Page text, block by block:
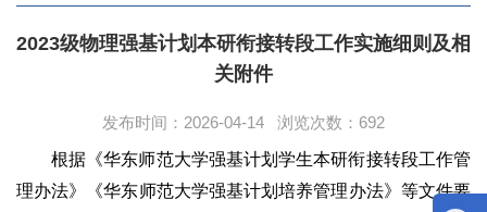
2023级物理强基计划本研衔接转段工作实施细则及相
关附件
发布时间：2026-04-14 浏览次数： 692
根据《华东师范大学强基计划学生本研衔接转段工作管
理办法》《华东师范大学强基计划培养管理办法》等文件要